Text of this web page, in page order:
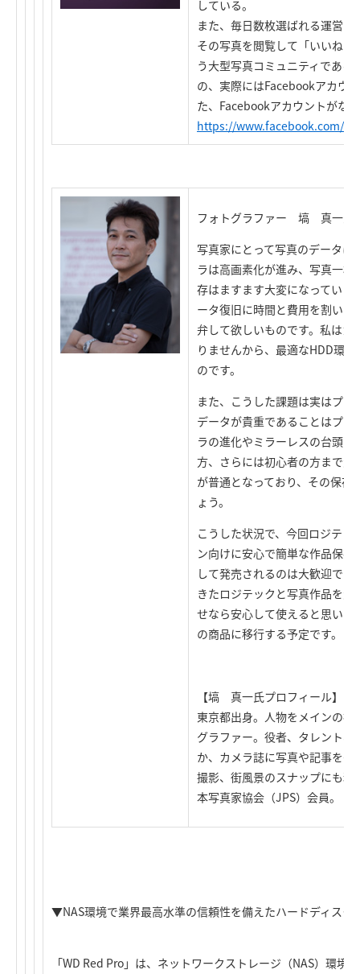
している。
また、毎日数枚選ばれる運営
その写真を閲覧して「いいね
う大型写真コミュニティであ
の、実際にはFacebookアカウ
た、Facebookアカウントがな
https://www.facebook.com/
フォトグラファー 塙 真一氏
写真家にとって写真のデータは
ラは高画素化が進み、写真一
存はますます大変になっていま
ータ復旧に時間と費用を割い
弁して欲しいものです。私はカ
りませんから、最適なHDD環
のです。
また、こうした課題は実はプ
データが貴重であることはプ
ラの進化やミラーレスの台頭
方、さらには初心者の方まで
が普通となっており、その保
ょう。
こうした状況で、今回ロジテ
ン向けに安心で簡単な作品保
して発売されるのは大歓迎で
きたロジテックと写真作品を
せなら安心して使えると思い
の商品に移行する予定です。
【塙 真一氏プロフィール】
東京都出身。人物をメインの
グラファー。役者、タレント
か、カメラ誌に写真や記事を
撮影、街風景のスナップにも
本写真家協会（JPS）会員。
▼NAS環境で業界最高水準の信頼性を備えたハードディスク
「WD Red Pro」は、ネットワークストレージ（NAS）環境